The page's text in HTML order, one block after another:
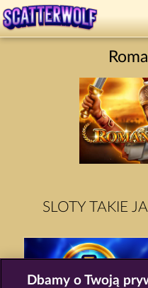
SLOTY TAKIE
Dbamy o Twoją